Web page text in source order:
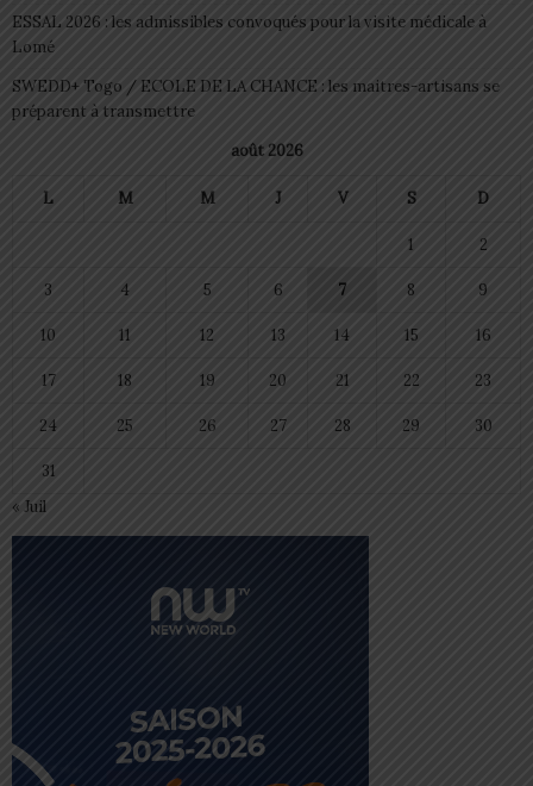
ESSAL 2026 : les admissibles convoqués pour la visite médicale à
Lomé
SWEDD+ Togo / ECOLE DE LA CHANCE : les maitres-artisans se
préparent à transmettre
août 2026
L M M J V S D
1 2
3 4 5 6 7 8 9
10 11 12 13 14 15 16
17 18 19 20 21 22 23
24 25 26 27 28 29 30
31
« Juil